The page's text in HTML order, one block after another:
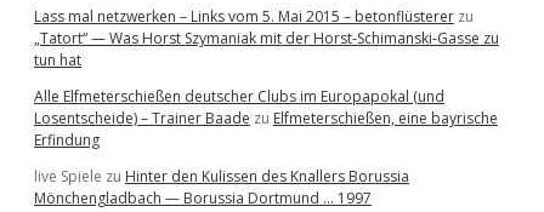
Lass mal netzwerken – Links vom 5. Mai 2015 – betonflüsterer zu
„Tatort“ — Was Horst Szymaniak mit der Horst-Schimanski-Gasse zu
tun hat
Alle Elfmeterschießen deutscher Clubs im Europapokal (und
Losentscheide) – Trainer Baade zu Elfmeterschießen, eine bayrische
Erfindung
live Spiele zu Hinter den Kulissen des Knallers Borussia
Mönchengladbach — Borussia Dortmund … 1997